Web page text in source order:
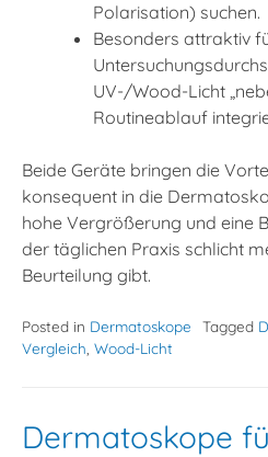
Polarisation) suchen.
Besonders attraktiv
UV-/Wood-Licht
Routineablauf
Beide Geräte bringen die
konsequent in die
hohe Vergrößerung und eine
der täglichen Praxis schlicht
Beurteilung gibt.
Posted in Dermatoskope Tagged
Vergleich Wood-Licht
Dermatoskope